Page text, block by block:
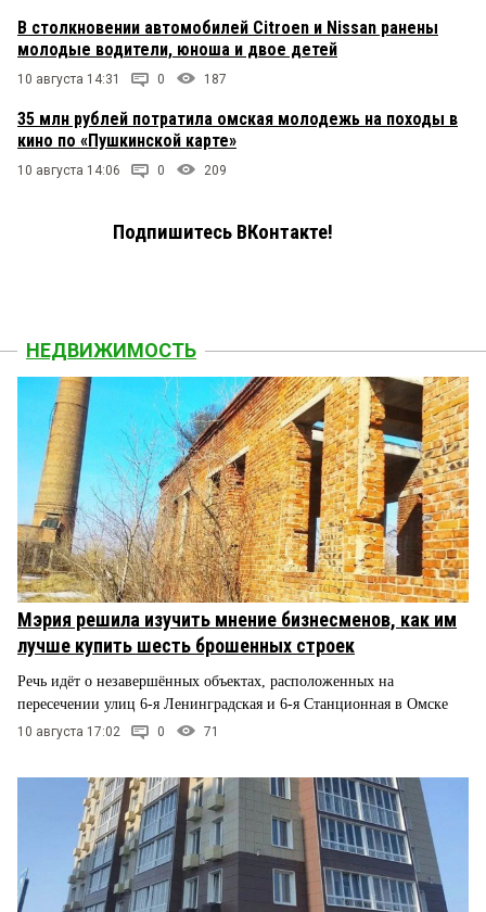
В столкновении автомобилей Citroen и Nissan ранены
молодые водители, юноша и двое детей
10 августа 14:31 0 187
35 млн рублей потратила омская молодежь на походы в
кино по «Пушкинской карте»
10 августа 14:06 0 209
Подпишитесь ВКонтакте!
НЕДВИЖИМОСТЬ
Мэрия решила изучить мнение бизнесменов, как им
лучше купить шесть брошенных строек
Речь идёт о незавершённых объектах, расположенных на
пересечении улиц 6-я Ленинградская и 6-я Станционная в Омске
10 августа 17:02 0 71